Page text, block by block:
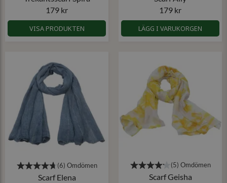
179 kr
VISA PRODUKTEN
179 kr
LÄGG I VARUKORGEN
Scarf Elena
Scarf Geisha